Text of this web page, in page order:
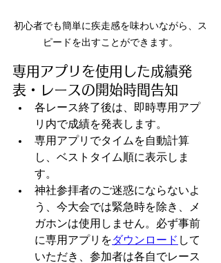
初心者でも簡単に疾走感を味わいながら、ス
ピードを出すことができます。
専用アプリを使用した成績発
表・レースの開始時間告知
各レース終了後は、即時専用アプ
リ内で成績を発表します。
専用アプリでタイムを自動計算
し、ベストタイム順に表示しま
す。
神社参拝者のご迷惑にならないよ
う、今大会では緊急時を除き、メ
ガホンは使用しません。必ず事前
に専用アプリをダウンロード して
いただき、参加者は各自でレース